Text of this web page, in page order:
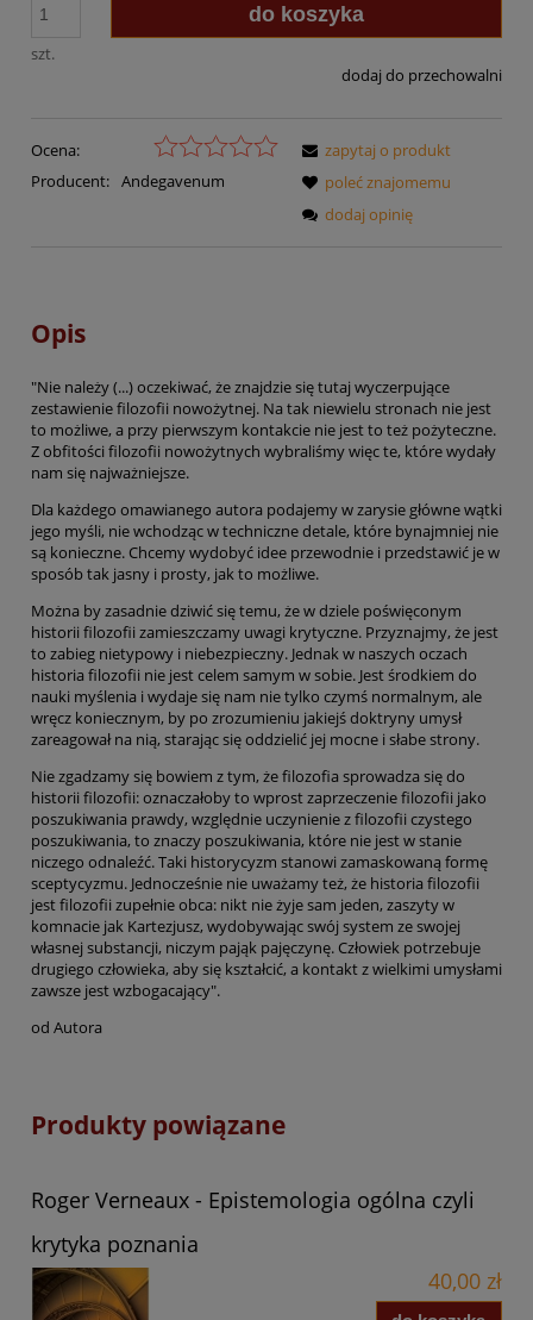
szt.
do koszyka
dodaj do przechowalni
Ocena:
Producent: Andegavenum
zapytaj o produkt
poleć znajomemu
dodaj opinię
Opis
"Nie należy (...) oczekiwać, że znajdzie się tutaj wyczerpujące
zestawienie filozofii nowożytnej. Na tak niewielu stronach nie jest
to możliwe, a przy pierwszym kontakcie nie jest to też pożyteczne.
Z obfitości filozofii nowożytnych wybraliśmy więc te, które wydały
nam się najważniejsze.
Dla każdego omawianego autora podajemy w zarysie główne wątki
jego myśli, nie wchodząc w techniczne detale, które bynajmniej nie
są konieczne. Chcemy wydobyć idee przewodnie i przedstawić je w
sposób tak jasny i prosty, jak to możliwe.
Można by zasadnie dziwić się temu, że w dziele poświęconym
historii filozofii zamieszczamy uwagi krytyczne. Przyznajmy, że jest
to zabieg nietypowy i niebezpieczny. Jednak w naszych oczach
historia filozofii nie jest celem samym w sobie. Jest środkiem do
nauki myślenia i wydaje się nam nie tylko czymś normalnym, ale
wręcz koniecznym, by po zrozumieniu jakiejś doktryny umysł
zareagował na nią, starając się oddzielić jej mocne i słabe strony.
Nie zgadzamy się bowiem z tym, że filozofia sprowadza się do
historii filozofii: oznaczałoby to wprost zaprzeczenie filozofii jako
poszukiwania prawdy, względnie uczynienie z filozofii czystego
poszukiwania, to znaczy poszukiwania, które nie jest w stanie
niczego odnaleźć. Taki historycyzm stanowi zamaskowaną formę
sceptycyzmu. Jednocześnie nie uważamy też, że historia filozofii
jest filozofii zupełnie obca: nikt nie żyje sam jeden, zaszyty w
komnacie jak Kartezjusz, wydobywając swój system ze swojej
własnej substancji, niczym pająk pajęczynę. Człowiek potrzebuje
drugiego człowieka, aby się kształcić, a kontakt z wielkimi umysłami
zawsze jest wzbogacający".
od Autora
Produkty powiązane
Roger Verneaux - Epistemologia ogólna czyli
krytyka poznania
40,00 zł